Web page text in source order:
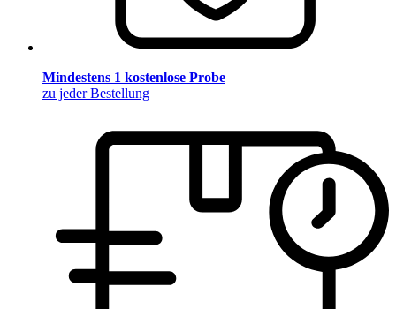
Mindestens 1 kostenlose Probe
zu jeder Bestellung